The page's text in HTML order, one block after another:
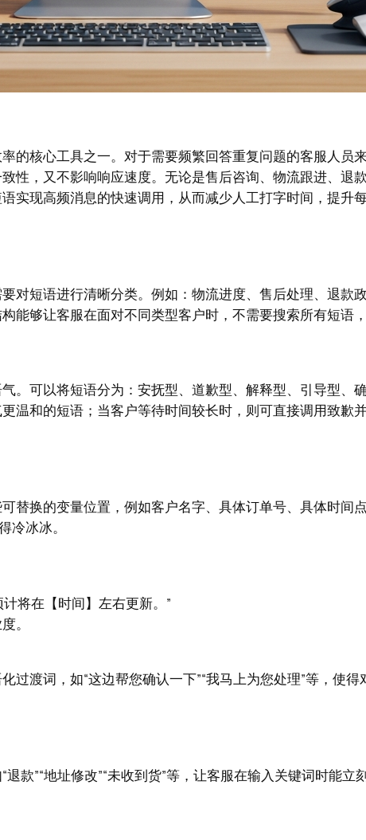
的核心工具之一。对于需要频繁回答重复问题的客服人员来
性，又不影响响应速度。无论是售后咨询、物流跟进、退
实现高频消息的快速调用，从而减少人工打字时间，提升
对短语进行清晰分类。例如：物流进度、售后处理、退款政
能够让客服在面对不同类型客户时，不需要搜索所有短语
。可以将短语分为：安抚型、道歉型、解释型、引导型、
温和的短语；当客户等待时间较长时，则可直接调用致歉
替换的变量位置，例如客户名字、具体订单号、具体时间点
冷冰冰。
将在【时间】左右更新。”
。
过渡词，如“这边帮您确认一下”“我马上为您处理”等，使得
款”“地址修改”“未收到货”等，让客服在输入关键词时能立